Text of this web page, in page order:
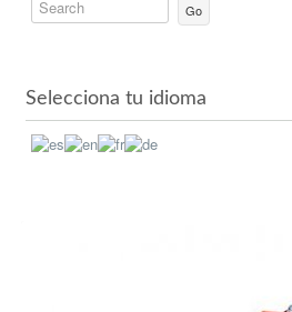
Go
Selecciona tu idioma